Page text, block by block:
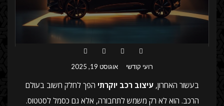
רועי קודשי אוגוסט 19, 2025
בעשור האחרון, עיצוב רכב יוקרתי הפך לחלק חשוב בעולם
הרכב. הוא לא רק משמש לתחבורה, אלא גם כסמל לסטטוס.